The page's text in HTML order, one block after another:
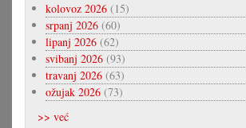
kolovoz 2026 (15)
srpanj 2026 (60)
lipanj 2026 (62)
svibanj 2026 (93)
travanj 2026 (63)
ožujak 2026 (73)
>> već